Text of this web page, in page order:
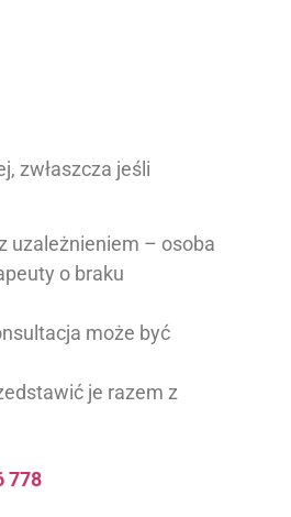
zwłaszcza jeśli
uzależnieniem – osoba
o braku
może być
je razem z
778